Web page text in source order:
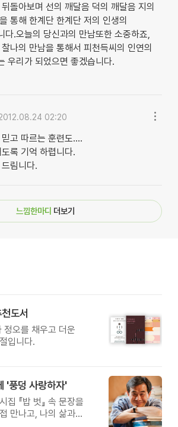
돌아보며 선의 깨달음 덕의 깨달음 지의
통해 한계단 한계단 저의 인생의
다.오늘의 당신과의 만남또한 소중하죠,
나의 만남을 통해서 피천득씨의 인연의
우리가 되었으면 좋겠습니다.
02:20
고 따르는 훈련도....
록 기억 하렵니다.
림니다.
느낌한마디 더보기
도서
정오를 채우고 더운
입니다.
'풍덩 사랑하자'
집 『밥 벗』 속 문장을
만나고, 나의 삶과